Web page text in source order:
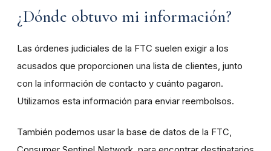
¿Dónde obtuvo mi información?
Las órdenes judiciales de la FTC suelen exigir a los
acusados que proporcionen una lista de clientes, junto
con la información de contacto y cuánto pagaron.
Utilizamos esta información para enviar reembolsos.
También podemos usar la base de datos de la FTC,